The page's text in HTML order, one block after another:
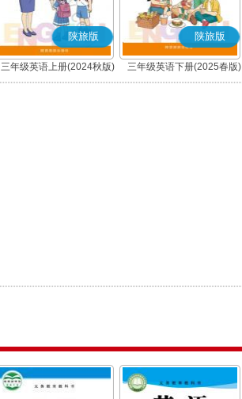
陕旅版
三年级英语上册(2024秋版)
陕旅版
三年级英语下册(2025春版)